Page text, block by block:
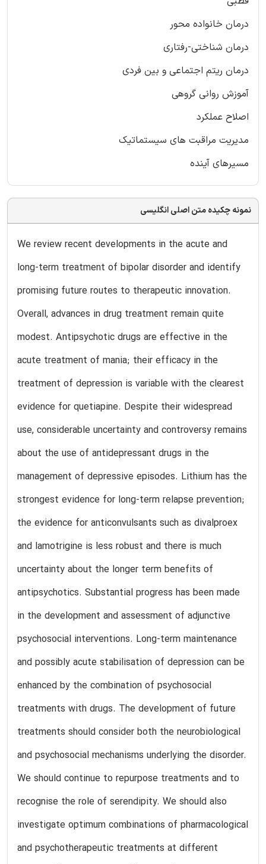
درمان خانواده محور
درمان شناختی-رفتاری
درمان ریتم اجتماعی و بین فردی
آموزش روانی گروهی
اصلاح عملکرد
مدیریت مراقبت های سیستماتیک
مسیرهای آینده
نمونه چکیده متن اصلی انگلیسی
We review recent developments in the acute and
long-term treatment of bipolar disorder and identify
promising future routes to therapeutic innovation.
Overall, advances in drug treatment remain quite
modest. Antipsychotic drugs are effective in the
acute treatment of mania; their efficacy in the
treatment of depression is variable with the clearest
evidence for quetiapine. Despite their widespread
use, considerable uncertainty and controversy remains
about the use of antidepressant drugs in the
management of depressive episodes. Lithium has the
strongest evidence for long-term relapse prevention;
the evidence for anticonvulsants such as divalproex
and lamotrigine is less robust and there is much
uncertainty about the longer term benefits of
antipsychotics. Substantial progress has been made
in the development and assessment of adjunctive
psychosocial interventions. Long-term maintenance
and possibly acute stabilisation of depression can be
enhanced by the combination of psychosocial
treatments with drugs. The development of future
treatments should consider both the neurobiological
and psychosocial mechanisms underlying the disorder.
We should continue to repurpose treatments and to
recognise the role of serendipity. We should also
investigate optimum combinations of pharmacological
and psychotherapeutic treatments at different